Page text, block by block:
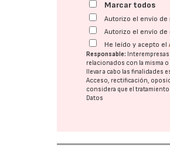
Marcar todos
Autorizo el envío
Autorizo el envío
He leído y acepto el
Responsable:
relacionados con la misma
llevar a cabo las finalidades
Acceso, rectificación,
considera que el
Datos